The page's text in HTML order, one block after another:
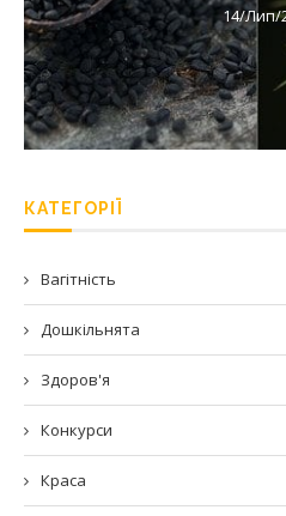
14/Лип/
КАТЕГОРІЇ
Вагітність
Дошкільнята
Здоров'я
Конкурси
Краса